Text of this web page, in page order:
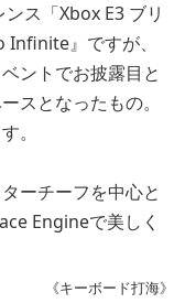
ス「Xbox E3 ブリ
』ですが、
ントでお披露目と
スとなったもの。
。
ーチーフを中心と
Engineで美しく
《キーボード打海》